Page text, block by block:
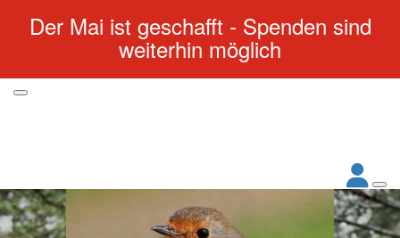
Der Mai ist geschafft - Spenden sind
weiterhin möglich